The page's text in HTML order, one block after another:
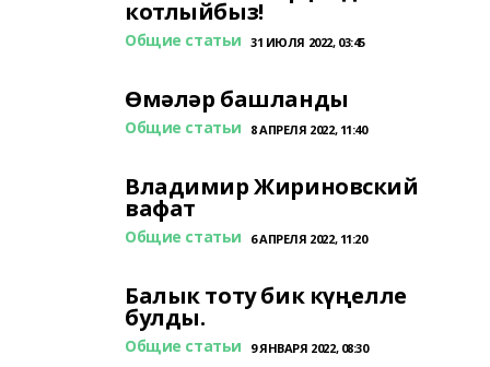
котлыйбыз!
Общие статьи 31 ИЮЛЯ 2022, 03:45
Өмәләр башланды
Общие статьи 8 АПРЕЛЯ 2022, 11:40
Владимир Жириновский
вафат
Общие статьи 6 АПРЕЛЯ 2022, 11:20
Балык тоту бик күңелле
булды.
Общие статьи 9 ЯНВАРЯ 2022, 08:30